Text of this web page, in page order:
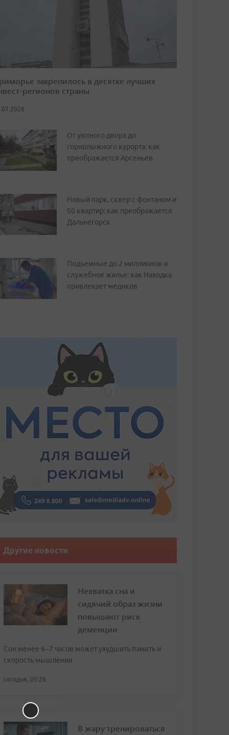
закрепилось в десятке лучших
регионов страны
От уютного двора до
горнолыжного курорта: как
преображается Арсеньев
Новый парк, сквер с фонтаном и
50 квартир: как преображается
Дальнегорск
Подъемные до 2 миллионов и
служебное жилье: как Находка
привлекает медиков
Другие новости
Нехватка сна и
сидячий образ жизни
повышают риск
деменции
Сон менее 6–7 часов может ухудшить память и
скорость мышления
сегодня, 05:28
В жару тренироваться